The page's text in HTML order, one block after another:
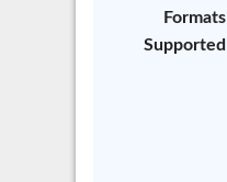
Formats
Supported